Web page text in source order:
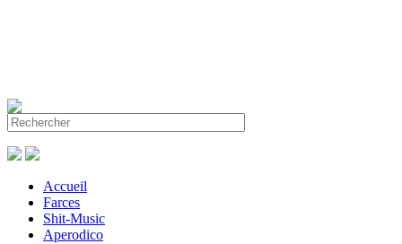
Accueil
Farces
Shit-Music
Aperodico